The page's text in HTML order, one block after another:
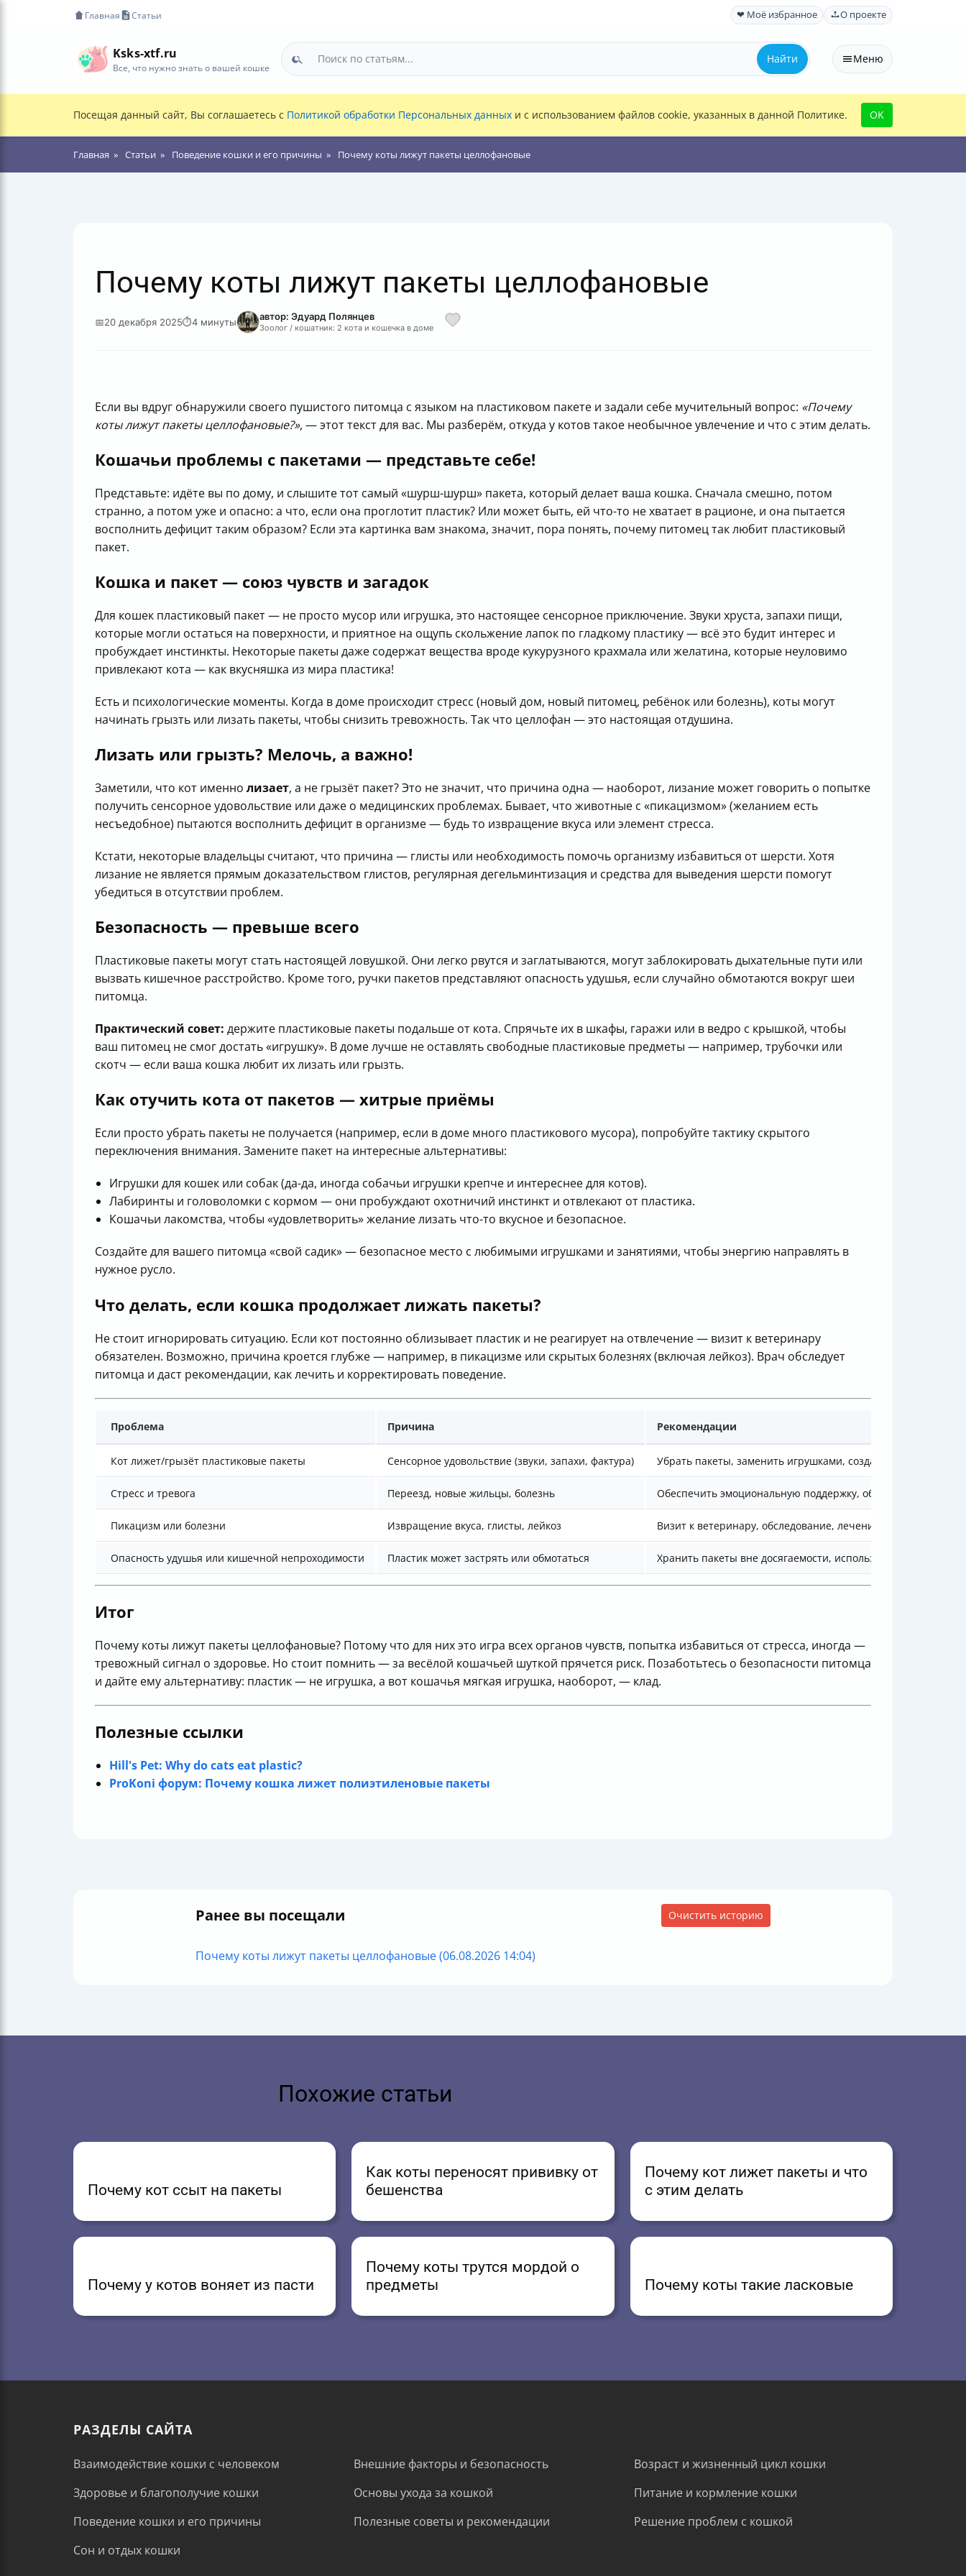
Главная Статьи ❤ Моё избранное О проекте
Ksks-xtf.ru
Все, что нужно знать о вашей кошке
Найти Меню
Посещая данный сайт, Вы соглашаетесь с Политикой обработки Персональных данных и с использованием файлов cookie, указанных в данной Политике. OK
Главная Статьи Поведение кошки и его причины Почему коты лижут пакеты целлофановые
Почему коты лижут пакеты целлофановые
📅20 декабря 2025⏱4 минуты автор: Эдуард Полянцев
Зоолог / кошатник: 2 кота и кошечка в доме
Если вы вдруг обнаружили своего пушистого питомца с языком на пластиковом пакете и задали себе мучительный вопрос: «Почему
коты лижут пакеты целлофановые?», — этот текст для вас. Мы разберём, откуда у котов такое необычное увлечение и что с этим делать.
Кошачьи проблемы с пакетами — представьте себе!
Представьте: идёте вы по дому, и слышите тот самый «шурш-шурш» пакета, который делает ваша кошка. Сначала смешно, потом
странно, а потом уже и опасно: а что, если она проглотит пластик? Или может быть, ей что-то не хватает в рационе, и она пытается
восполнить дефицит таким образом? Если эта картинка вам знакома, значит, пора понять, почему питомец так любит пластиковый
пакет.
Кошка и пакет — союз чувств и загадок
Для кошек пластиковый пакет — не просто мусор или игрушка, это настоящее сенсорное приключение. Звуки хруста, запахи пищи,
которые могли остаться на поверхности, и приятное на ощупь скольжение лапок по гладкому пластику — всё это будит интерес и
пробуждает инстинкты. Некоторые пакеты даже содержат вещества вроде кукурузного крахмала или желатина, которые неуловимо
привлекают кота — как вкусняшка из мира пластика!
Есть и психологические моменты. Когда в доме происходит стресс (новый дом, новый питомец, ребёнок или болезнь), коты могут
начинать грызть или лизать пакеты, чтобы снизить тревожность. Так что целлофан — это настоящая отдушина.
Лизать или грызть? Мелочь, а важно!
Заметили, что кот именно лизает, а не грызёт пакет? Это не значит, что причина одна — наоборот, лизание может говорить о попытке
получить сенсорное удовольствие или даже о медицинских проблемах. Бывает, что животные с «пикацизмом» (желанием есть
несъедобное) пытаются восполнить дефицит в организме — будь то извращение вкуса или элемент стресса.
Кстати, некоторые владельцы считают, что причина — глисты или необходимость помочь организму избавиться от шерсти. Хотя
лизание не является прямым доказательством глистов, регулярная дегельминтизация и средства для выведения шерсти помогут
убедиться в отсутствии проблем.
Безопасность — превыше всего
Пластиковые пакеты могут стать настоящей ловушкой. Они легко рвутся и заглатываются, могут заблокировать дыхательные пути или
вызвать кишечное расстройство. Кроме того, ручки пакетов представляют опасность удушья, если случайно обмотаются вокруг шеи
питомца.
Практический совет: держите пластиковые пакеты подальше от кота. Спрячьте их в шкафы, гаражи или в ведро с крышкой, чтобы
ваш питомец не смог достать «игрушку». В доме лучше не оставлять свободные пластиковые предметы — например, трубочки или
скотч — если ваша кошка любит их лизать или грызть.
Как отучить кота от пакетов — хитрые приёмы
Если просто убрать пакеты не получается (например, если в доме много пластикового мусора), попробуйте тактику скрытого
переключения внимания. Замените пакет на интересные альтернативы:
Игрушки для кошек или собак (да-да, иногда собачьи игрушки крепче и интереснее для котов).
Лабиринты и головоломки с кормом — они пробуждают охотничий инстинкт и отвлекают от пластика.
Кошачьи лакомства, чтобы «удовлетворить» желание лизать что-то вкусное и безопасное.
Создайте для вашего питомца «свой садик» — безопасное место с любимыми игрушками и занятиями, чтобы энергию направлять в
нужное русло.
Что делать, если кошка продолжает лижать пакеты?
Не стоит игнорировать ситуацию. Если кот постоянно облизывает пластик и не реагирует на отвлечение — визит к ветеринару
обязателен. Возможно, причина кроется глубже — например, в пикацизме или скрытых болезнях (включая лейкоз). Врач обследует
питомца и даст рекомендации, как лечить и корректировать поведение.
Проблема Причина Рекомендации
Кот лижет/грызёт пластиковые пакеты Сенсорное удовольствие (звуки, запахи, фактура) Убрать пакеты, заменить игрушками, создать безопасное
Стресс и тревога Переезд, новые жильцы, болезнь Обеспечить эмоциональную поддержку, обогащать среду
Пикацизм или болезни Извращение вкуса, глисты, лейкоз Визит к ветеринару, обследование, лечение
Опасность удушья или кишечной непроходимости Пластик может застрять или обмотаться Хранить пакеты вне досягаемости, использовать ведра с
Итог
Почему коты лижут пакеты целлофановые? Потому что для них это игра всех органов чувств, попытка избавиться от стресса, иногда —
тревожный сигнал о здоровье. Но стоит помнить — за весёлой кошачьей шуткой прячется риск. Позаботьтесь о безопасности питомца
и дайте ему альтернативу: пластик — не игрушка, а вот кошачья мягкая игрушка, наоборот, — клад.
Полезные ссылки
Hill's Pet: Why do cats eat plastic?
ProKoni форум: Почему кошка лижет полиэтиленовые пакеты
Ранее вы посещали Очистить историю
Почему коты лижут пакеты целлофановые (06.08.2026 14:04)
Похожие статьи
Почему кот ссыт на пакеты
Как коты переносят прививку от
бешенства
Почему кот лижет пакеты и что
с этим делать
Почему у котов воняет из пасти
Почему коты трутся мордой о
предметы
Почему коты такие ласковые
РАЗДЕЛЫ САЙТА
Взаимодействие кошки с человеком Внешние факторы и безопасность
Возраст и жизненный цикл кошки
Здоровье и благополучие кошки
Основы ухода за кошкой
Питание и кормление кошки
Поведение кошки и его причины
Полезные советы и рекомендации
Решение проблем с кошкой
Сон и отдых кошки